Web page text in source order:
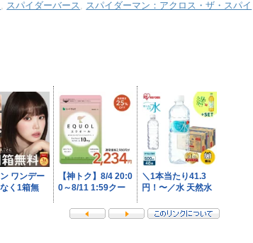
スパイダーバース
スパイダーマン：アクロス・ザ・スパイ